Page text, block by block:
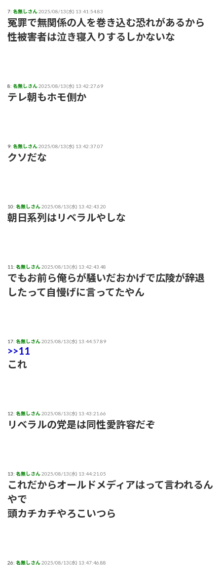
【結論】やっぱロリ巨乳キャラが1番抜ける
本日の｢FNS歌謡祭｣のタイムテーブルがコチラ！！！【乃木坂
46】
7: 名無しさん2025/08/13(水) 13:41:54.83
冤罪で無関係の人を巻き込む恐れがあるから
性被害者は泣き寝入りするしかないな
8: 名無しさん2025/08/13(水) 13:42:27.69
テレ朝もホモ側か
9: 名無しさん2025/08/13(水) 13:42:37.07
クソだな
10: 名無しさん2025/08/13(水) 13:42:43.20
朝日系列はリベラルやしな
11: 名無しさん2025/08/13(水) 13:42:43.48
でもお前ら俺らが騒いだおかげで広陵が辞退
したって自慢げに言ってたやん
17: 名無しさん2025/08/13(水) 13:44:57.89
>>11
これ
12: 名無しさん2025/08/13(水) 13:43:21.66
リベラルの党是は同性愛許容だぞ
13: 名無しさん2025/08/13(水) 13:44:21.05
これだからオールドメディアはって言われるん
やで
頭カチカチやろこいつら
26: 名無しさん2025/08/13(水) 13:47:46.88